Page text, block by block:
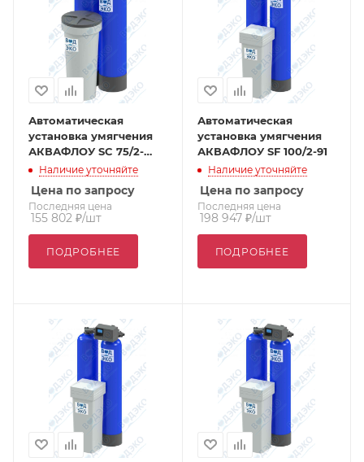
Автоматическая
установка умягчения
АКВАФЛОУ SC 75/2-
VTT1Наличие уточняйте
Цена по запросу
Последняя цена
155 802 ₽/шт
ПОДРОБНЕЕ
Автоматическая
установка умягчения
АКВАФЛОУ SF 100/2-91
Наличие уточняйте
Цена по запросу
Последняя цена
198 947₽/шт
ПОДРОБНЕЕ